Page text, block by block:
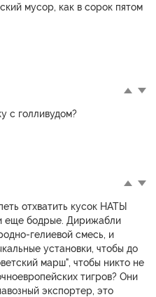
мусор, как в сорок пятом
с голливудом?
отхватить кусок НАТЫ
еще бодрые. Дирижабли
гелиевой смесь, и
установки, чтобы до
марш", чтобы никто не
тигров? Они
экспортер, это